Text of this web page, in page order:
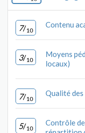
7/10
Contenu
3/10
Moyens
locaux)
7/10
Qualité
5/10
Contrôle